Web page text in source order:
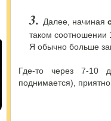
Далее, начиная
таком соотношении
Я обычно больше
Где-то через 7-10
поднимается), приятно